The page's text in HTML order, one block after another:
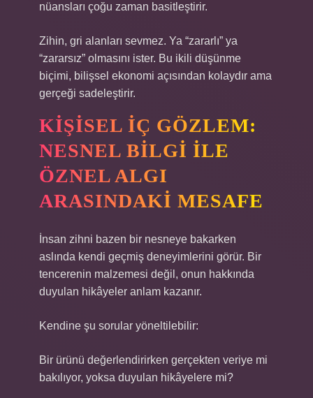
nüansları çoğu zaman basitleştirir.
Zihin, gri alanları sevmez. Ya “zararlı” ya
“zararsız” olmasını ister. Bu ikili düşünme
biçimi, bilişsel ekonomi açısından kolaydır ama
gerçeği sadeleştirir.
KIŞISEL İÇ GÖZLEM:
NESNEL BILGI ILE
ÖZNEL ALGI
ARASINDAKI MESAFE
İnsan zihni bazen bir nesneye bakarken
aslında kendi geçmiş deneyimlerini görür. Bir
tencerenin malzemesi değil, onun hakkında
duyulan hikâyeler anlam kazanır.
Kendine şu sorular yöneltilebilir:
Bir ürünü değerlendirirken gerçekten veriye mi
bakılıyor, yoksa duyulan hikâyelere mi?